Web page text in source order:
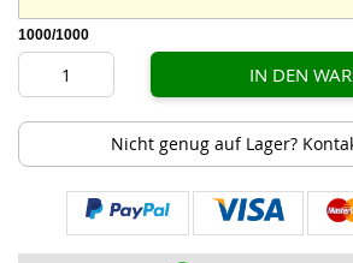
1000/1000
IN DEN
Nicht genug auf Lager?